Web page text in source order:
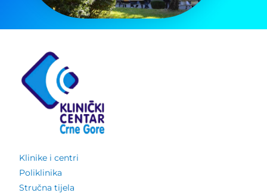
Klinike i centri
Poliklinika
Stručna tijela